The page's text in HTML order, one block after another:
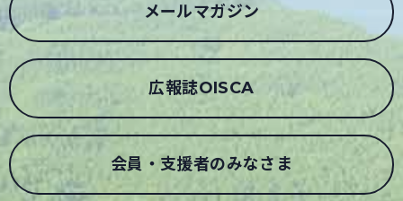
メールマガジン
広報誌OISCA
会員・支援者のみなさま